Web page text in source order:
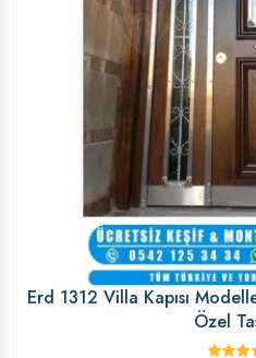
Erd 1312 Villa Kapısı
Özel